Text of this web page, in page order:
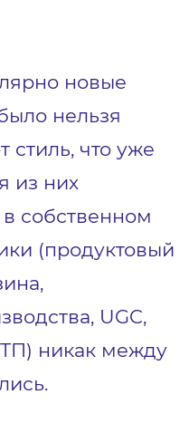
новые
нельзя
стиль, что уже
из них
собственном
(продуктовый
UGC,
никак между